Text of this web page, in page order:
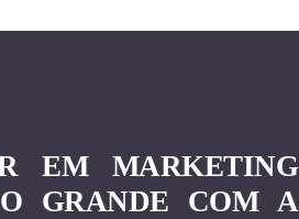
EM MARKETING
GRANDE COM A